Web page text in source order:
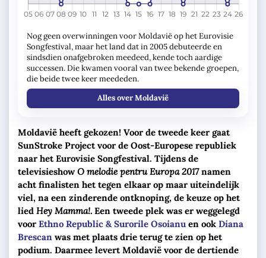
Nog geen overwinningen voor Moldavië op het Eurovisie
Songfestival, maar het land dat in 2005 debuteerde en
sindsdien onafgebroken meedeed, kende toch aardige
successen. Die kwamen vooral van twee bekende groepen,
die beide twee keer meededen.
Alles over Moldavië
Moldavië heeft gekozen! Voor de tweede keer gaat
SunStroke Project voor de Oost-Europese republiek
naar het Eurovisie Songfestival. Tijdens de
televisieshow O melodie pentru Europa 2017namen
acht finalisten het tegen elkaar op maar uiteindelijk
viel, na een zinderende ontknoping, de keuze op het
lied Hey Mamma!. Een tweede plek was er weggelegd
voor Ethno Republic & Surorile Osoianu en ook Diana
Brescan was met plaats drie terug te zien op het
podium. Daarmee levert Moldavië voor de dertiende